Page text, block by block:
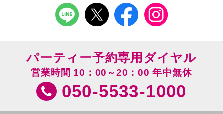
パーティー予約専用ダイヤル
営業時間 10：00～20：00 年中無休
050-5533-1000